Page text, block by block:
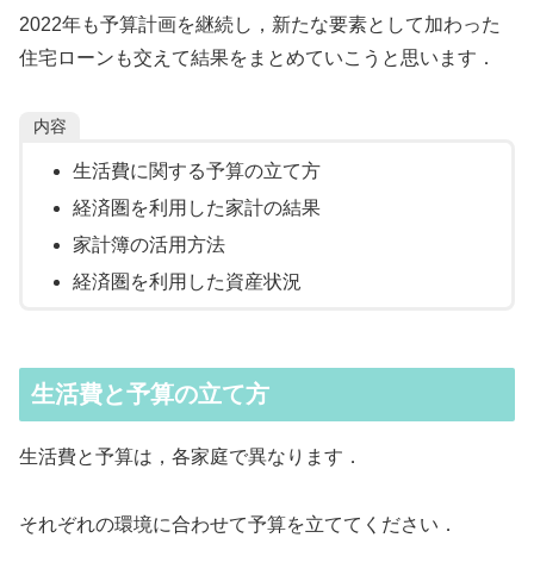
2022年も予算計画を継続し，新たな要素として加わった
住宅ローンも交えて結果をまとめていこうと思います．
内容
生活費に関する予算の立て方
経済圏を利用した家計の結果
家計簿の活用方法
経済圏を利用した資産状況
生活費と予算の立て方
生活費と予算は，各家庭で異なります．
それぞれの環境に合わせて予算を立ててください．